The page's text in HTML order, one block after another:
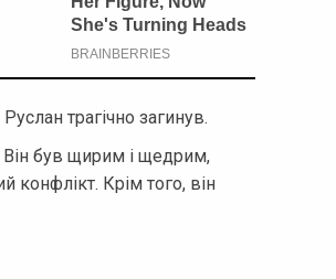
трагічно загинув.
Він був щирим і щедрим,
конфлікт. Крім того, він